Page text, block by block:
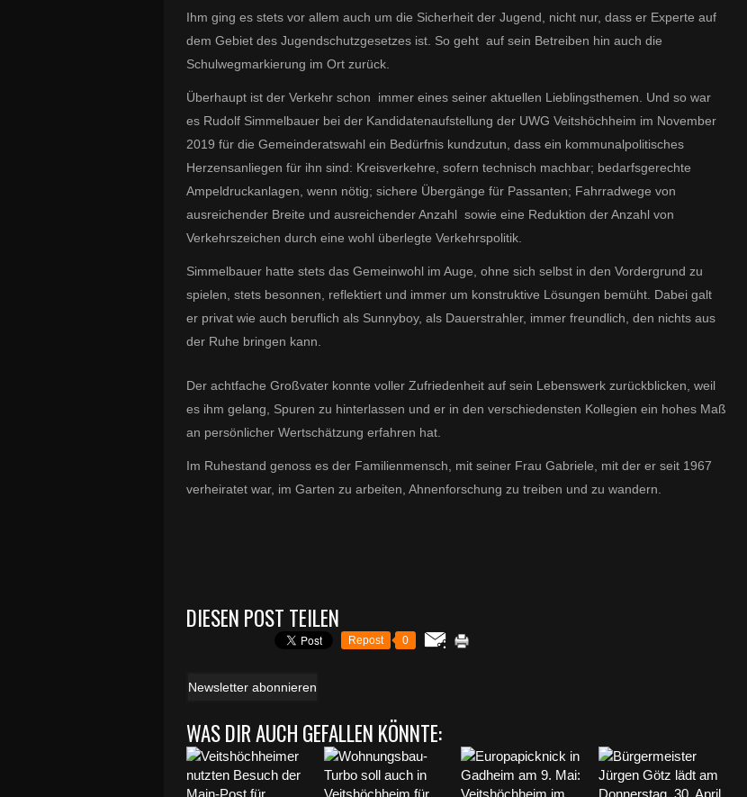
Ihm ging es stets vor allem auch um die Sicherheit der Jugend, nicht nur, dass er Experte auf
dem Gebiet des Jugendschutzgesetzes ist. So geht auf sein Betreiben hin auch die
Schulwegmarkierung im Ort zurück.
Überhaupt ist der Verkehr schon immer eines seiner aktuellen Lieblingsthemen. Und so war
es Rudolf Simmelbauer bei der Kandidatenaufstellung der UWG Veitshöchheim im November
2019 für die Gemeinderatswahl ein Bedürfnis kundzutun, dass ein kommunalpolitisches
Herzensanliegen für ihn sind: Kreisverkehre, sofern technisch machbar; bedarfsgerechte
Ampeldruckanlagen, wenn nötig; sichere Übergänge für Passanten; Fahrradwege von
ausreichender Breite und ausreichender Anzahl sowie eine Reduktion der Anzahl von
Verkehrszeichen durch eine wohl überlegte Verkehrspolitik.
Simmelbauer hatte stets das Gemeinwohl im Auge, ohne sich selbst in den Vordergrund zu
spielen, stets besonnen, reflektiert und immer um konstruktive Lösungen bemüht. Dabei galt
er privat wie auch beruflich als Sunnyboy, als Dauerstrahler, immer freundlich, den nichts aus
der Ruhe bringen kann.
Der achtfache Großvater konnte voller Zufriedenheit auf sein Lebenswerk zurückblicken, weil
es ihm gelang, Spuren zu hinterlassen und er in den verschiedensten Kollegien ein hohes Maß
an persönlicher Wertschätzung erfahren hat.
Im Ruhestand genoss es der Familienmensch, mit seiner Frau Gabriele, mit der er seit 1967
verheiratet war, im Garten zu arbeiten, Ahnenforschung zu treiben und zu wandern.
DIESEN POST TEILEN
Repost 0
Newsletter abonnieren
WAS DIR AUCH GEFALLEN KÖNNTE: